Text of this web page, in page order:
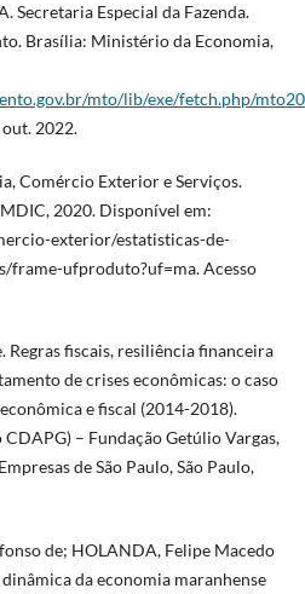
Secretaria Especial da Fazenda.
Brasília: Ministério da Economia,
mto/lib/exe/fetch.php/
out. 2022.
Comércio Exterior e Serviços.
2020. Disponível em:
exterior/estatisticas-de-
frame-ufproduto?uf=ma. Acesso
Regras fiscais, resiliência financeira
de crises econômicas: o caso
e fiscal (2014-2018).
– Fundação Getúlio Vargas,
de São Paulo, São Paulo,
de; HOLANDA, Felipe Macedo
da economia maranhense